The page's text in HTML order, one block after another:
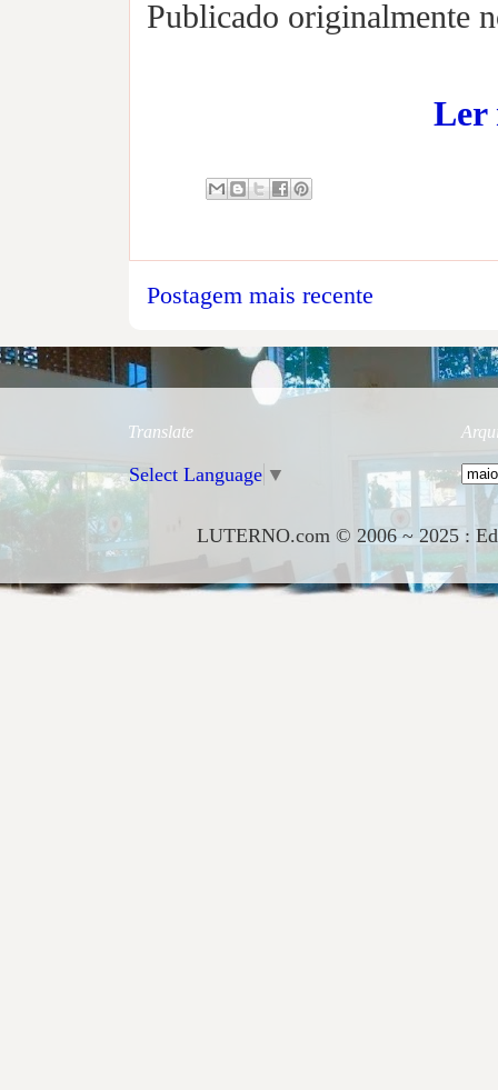
Publicado originalmente
Ler
Postagem mais recente
Translate
Select Language ▼
LUTERNO.com © 2006 ~ 2025 :